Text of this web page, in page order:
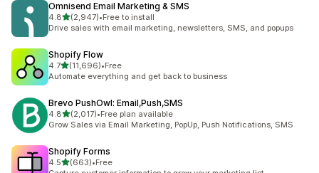
Omnisend Email Marketing & SMS
4.8滿分 5 顆星
(2,947)
共有 2947 則評價
•Free to install
Drive sales with email marketing, newsletters, SMS, and popups
Shopify Flow
4.7滿分 5 顆星
(11,696)
共有 11696 則評價
•Free
Automate everything and get back to business
Brevo PushOwl: Email,Push,SMS
4.8滿分 5 顆星
(2,017)
共有 2017 則評價
•Free plan available
Grow Sales via Email Marketing, PopUp, Push Notifications, SMS
Shopify Forms
4.5滿分 5 顆星
(663)
共有 663 則評價
•Free